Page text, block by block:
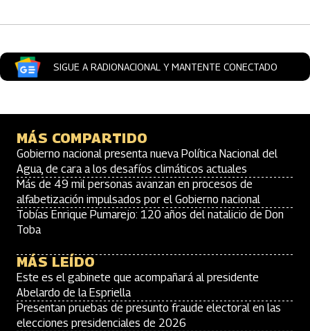
SIGUE A RADIONACIONAL Y MANTENTE CONECTADO
MÁS COMPARTIDO
Gobierno nacional presenta nueva Política Nacional del
Agua, de cara a los desafíos climáticos actuales
Más de 49 mil personas avanzan en procesos de
alfabetización impulsados por el Gobierno nacional
Tobías Enrique Pumarejo: 120 años del natalicio de Don
Toba
MÁS LEÍDO
Este es el gabinete que acompañará al presidente
Abelardo de la Espriella
Presentan pruebas de presunto fraude electoral en las
elecciones presidenciales de 2026